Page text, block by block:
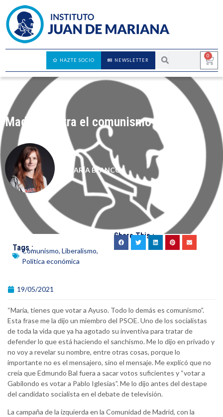
0
NEWSLETTER
HAZTE SOCIO
Madrid contra el comunismo
MARÍA BLANCO
Tags :
Comunismo, Liberalismo,
Política económica
Share This :
19/05/2021
“María, tienes que votar a Ayuso. Todo lo demás es comunismo”.
Esta frase me la dijo un miembro del PSOE. Uno de los socialistas
de toda la vida que ya ha agotado su inventiva para tratar de
defender lo que está haciendo el sanchismo. Me lo dijo en privado y
no voy a revelar su nombre, entre otras cosas, porque lo
importante no es el mensajero, sino el mensaje. Me explicó que no
creía que Edmundo Bal fuera a sacar votos suficientes y “votar a
Gabilondo es votar a Pablo Iglesias”. Me lo dijo antes del destape
del candidato socialista en el debate de televisión.
La campaña de la izquierda en la Comunidad de Madrid, con la